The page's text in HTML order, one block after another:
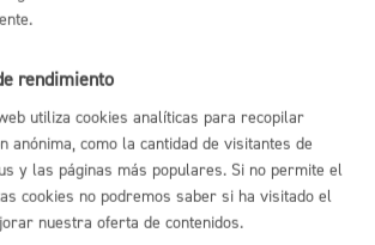
Volver atrás
Ayuntamiento de Donostia / San
rendimiento
utiliza cookies analíticas para recopilar
anónima, como la cantidad de visitantes de
y las páginas más populares. Si no permite el
cookies no podremos saber si ha visitado el
nuestra oferta de contenidos.